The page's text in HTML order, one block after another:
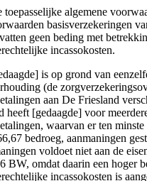
toepasselijke algemene
basisverzekeringen
geen beding met
incassokosten.
is op grond van
(de
aan De Friesland
heeft [gedaagde] voor
waarvan er ten minste
bedroeg, aanmaningen
voldoet niet aan de
BW, omdat daarin een hoger
incassokosten is